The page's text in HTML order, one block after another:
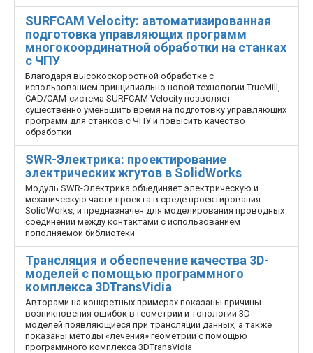
SURFCAM Velocity: автоматизированная
подготовка управляющих программ
многокоординатной обработки на станках
с ЧПУ
Благодаря высокоскоростной обработке с
использованием принципиально новой технологии TrueMill,
CAD/CAM-система SURFCAM Velocity позволяет
существенно уменьшить время на подготовку управляющих
программ для станков с ЧПУ и повысить качество
обработки
SWR-Электрика: проектирование
электрических жгутов в SolidWorks
Модуль SWR-Электрика объединяет электрическую и
механическую части проекта в среде проектирования
SolidWorks, и предназначен для моделирования проводных
соединений между контактами с использованием
пополняемой библиотеки
Трансляция и обеспечение качества 3D-
моделей с помощью программного
комплекса 3DTransVidia
Авторами на конкретных примерах показаны причины
возникновения ошибок в геометрии и топологии 3D-
моделей появляющиеся при трансляции данных, а также
показаны методы «лечения» геометрии с помощью
программного комплекса 3DTransVidia